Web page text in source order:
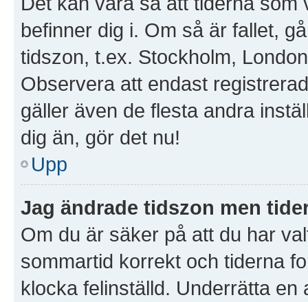
befinner dig i. Om så är fallet,
tidszon, t.ex. Stockholm,
Observera att endast
gäller även de flesta andra
dig än, gör det nu!
Upp
Jag ändrade tidszon men
Om du är säker på att du har
sommartid korrekt och tiderna
klocka felinställd. Underrätta